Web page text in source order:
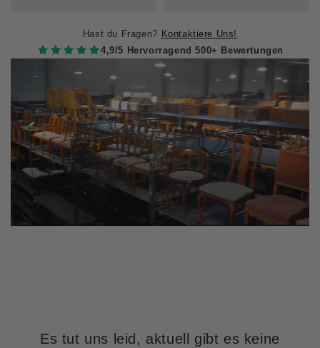
Hast du Fragen? Kontaktiere Uns!
4,9/5 Hervorragend 500+ Bewertungen
Es tut uns leid, aktuell gibt es keine